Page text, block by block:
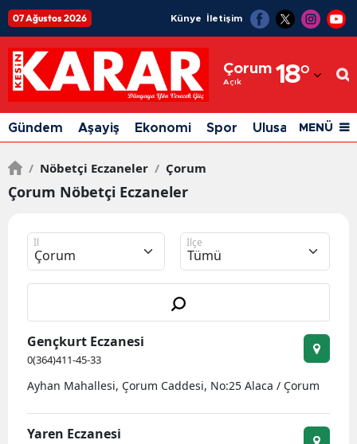
07 Ağustos 2026 Künye İletişim
Çorum
Açık 18°
Adıyaman
Afyonkarahisar
Ağrı
Artvin
Gündem Aşayiş Ekonomi Spor Ulusal Siyaset
MENÜ
/ Nöbetçi Eczaneler / Çorum
Çorum Nöbetçi Eczaneler
İl İlçe
Gençkurt Eczanesi
0(364)411-45-33
Ayhan Mahallesi, Çorum Caddesi, No:25 Alaca / Çorum
Yaren Eczanesi